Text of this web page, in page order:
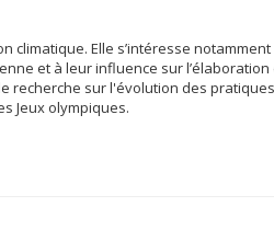
climatique. Elle s’intéresse
et à leur influence sur
recherche sur l'évolution des
Jeux olympiques.